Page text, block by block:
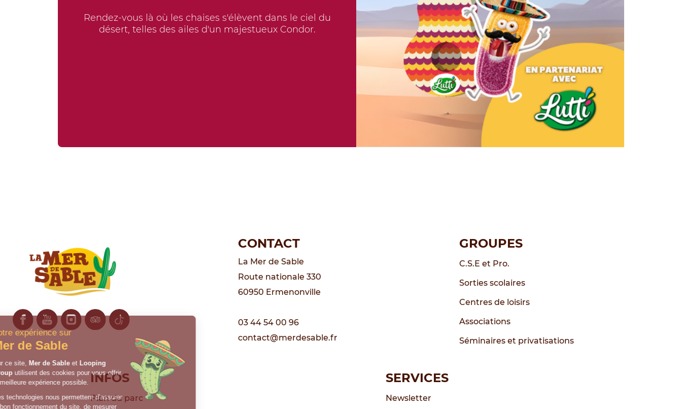
Rendez-vous là où les chaises s'élèvent dans le ciel du
désert, telles des ailes d'un majestueux Condor.
FacebookYouTube Tripadvisor
TikTok
CONTACT
La Mer de Sable
Route nationale 330
60950 Ermenonville
03 44 54 00 96
contact@merdesable.fr
GROUPES
C.S.E et Pro.
Sorties scolaires
Centres de loisirs
Associations
Séminaires et privatisations
INFOS
Plan du parc
SERVICES
Newsletter